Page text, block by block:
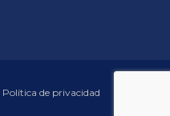
Política de privacidad